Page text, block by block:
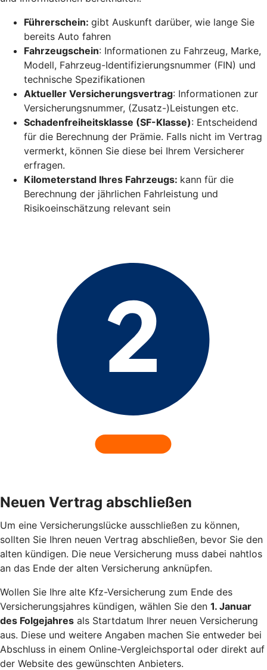
Führerschein: gibt Auskunft darüber, wie lange Sie
bereits Auto fahren
Fahrzeugschein: Informationen zu Fahrzeug, Marke,
Modell, Fahrzeug-Identifizierungsnummer (FIN) und
technische Spezifikationen
Aktueller Versicherungsvertrag: Informationen zur
Versicherungsnummer, (Zusatz-)Leistungen etc.
Schadenfreiheitsklasse (SF-Klasse): Entscheidend
für die Berechnung der Prämie. Falls nicht im Vertrag
vermerkt, können Sie diese bei Ihrem Versicherer
erfragen.
Kilometerstand Ihres Fahrzeugs: kann für die
Berechnung der jährlichen Fahrleistung und
Risikoeinschätzung relevant sein
Neuen Vertrag abschließen
Um eine Versicherungslücke ausschließen zu können,
sollten Sie Ihren neuen Vertrag abschließen, bevor Sie den
alten kündigen. Die neue Versicherung muss dabei nahtlos
an das Ende der alten Versicherung anknüpfen.
Wollen Sie Ihre alte Kfz-Versicherung zum Ende des
Versicherungsjahres kündigen, wählen Sie den 1. Januar
des Folgejahres als Startdatum Ihrer neuen Versicherung
aus. Diese und weitere Angaben machen Sie entweder bei
Abschluss in einem Online-Vergleichsportal oder direkt auf
der Website des gewünschten Anbieters.